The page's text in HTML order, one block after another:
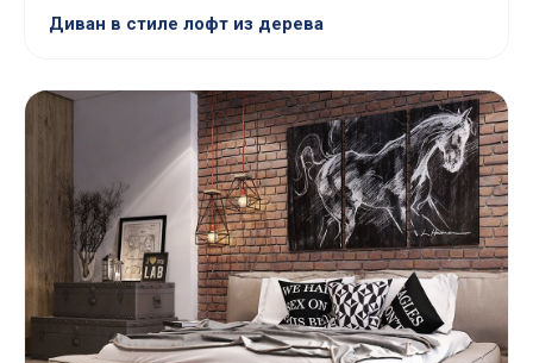
Диван в стиле лофт из дерева